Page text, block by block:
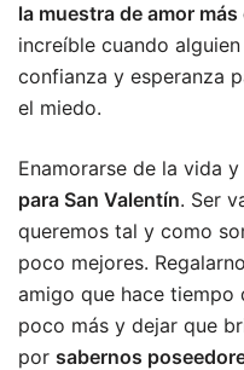
la muestra de amor
increíble cuando
confianza y esperanza
el miedo.
Enamorarse de la vida
para San Valentín. Ser
queremos tal y como
poco mejores.
amigo que hace tiempo
poco más y dejar que
por sabernos